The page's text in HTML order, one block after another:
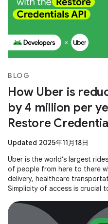
BLOG
How Uber is
by 4 million per
Restore
Updated 2025年11月18日
Uber is the world’s largest
of people from here to there
delivery, healthcare
Simplicity of access is crucial